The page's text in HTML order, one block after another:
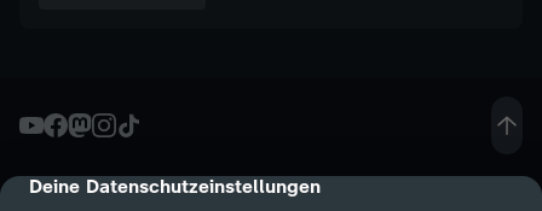
cmp-dialog-description
Deine Datenschutzeinstellungen
t
e